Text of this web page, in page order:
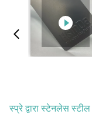
स्प्रे द्वारा स्टेनलेस